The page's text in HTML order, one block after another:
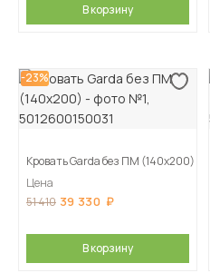
В корзину
-23%
Кровать Garda без ПМ (140х200)
Цена
51 410 39 330
В корзину